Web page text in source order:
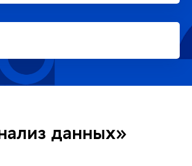
данных»